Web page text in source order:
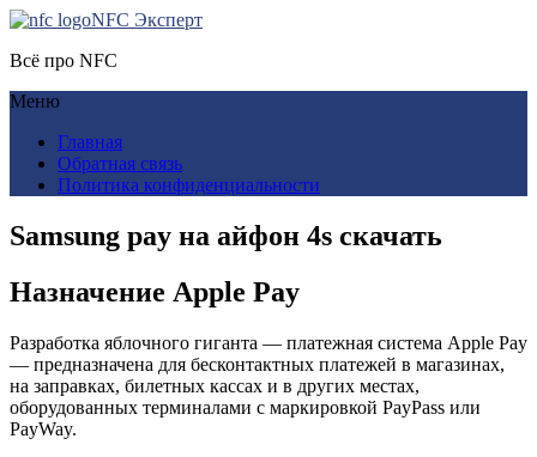
NFC Эксперт
Всё про NFC
Меню
Главная
Обратная связь
Политика конфиденциальности
Samsung pay на айфон 4s скачать
Назначение Apple Pay
Разработка яблочного гиганта — платежная система Apple Pay
— предназначена для бесконтактных платежей в магазинах,
на заправках, билетных кассах и в других местах,
оборудованных терминалами с маркировкой PayPass или
PayWay.